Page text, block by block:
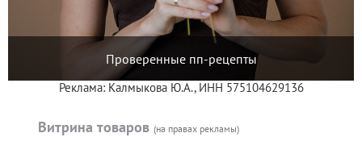
Проверенные пп-рецепты
Реклама: Калмыкова Ю.А., ИНН 575104629136
Витрина товаров (на правах рекламы)